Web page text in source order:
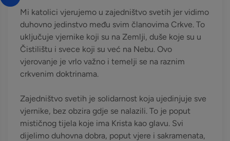
Mi katolici vjerujemo u zajedništvo svetih jer vidimo
duhovno jedinstvo među svim članovima Crkve. To
uključuje vjernike koji su na Zemlji, duše koje su u
Čistilištu i svece koji su već na Nebu. Ovo
vjerovanje je vrlo važno i temelji se na raznim
crkvenim doktrinama.
Zajedništvo svetih je solidarnost koja ujedinjuje sve
vjernike, bez obzira gdje se nalazili. To je poput
mističnog tijela koje ima Krista kao glavu. Svi
dijelimo duhovna dobra, poput vjere i sakramenata,